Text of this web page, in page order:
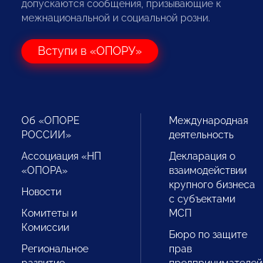
допускаются сообщения, призывающие к
межнациональной и социальной розни.
Вступи в «ОПОРУ»
Об «ОПОРЕ
РОССИИ»
Ассоциация «НП
«ОПОРА»
Новости
Комитеты и
Комиссии
Региональное
Международная
деятельность
Декларация о
взаимодействии
крупного бизнеса
с субъектами
МСП
Бюро по защите
прав